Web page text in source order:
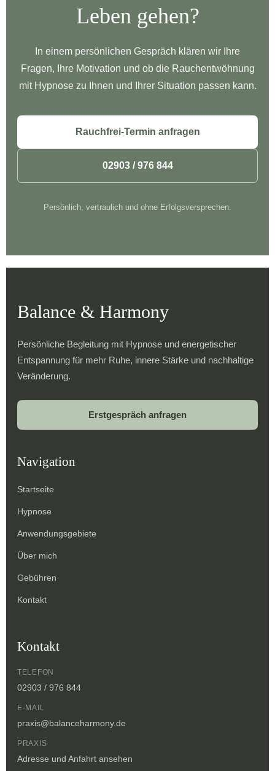
Leben gehen?
In einem persönlichen Gespräch klären wir Ihre
Fragen, Ihre Motivation und ob die Rauchentwöhnung
mit Hypnose zu Ihnen und Ihrer Situation passen kann.
Rauchfrei-Termin anfragen
02903 / 976 844
Persönlich, vertraulich und ohne Erfolgsversprechen.
Balance & Harmony
Persönliche Begleitung mit Hypnose und energetischer
Entspannung für mehr Ruhe, innere Stärke und nachhaltige
Veränderung.
Erstgespräch anfragen
Navigation
Startseite
Hypnose
Anwendungsgebiete
Über mich
Gebühren
Kontakt
Kontakt
TELEFON
02903 / 976 844
E-MAIL
praxis@balanceharmony.de
PRAXIS
Adresse und Anfahrt ansehen